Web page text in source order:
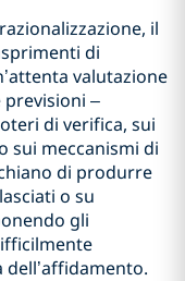
il
di
valutazione
–
di verifica, sui
sui meccanismi di
di produrre
o su
gli